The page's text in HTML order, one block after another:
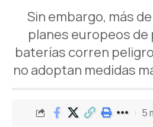
Sin embargo, más
planes europeos
baterías corren
no adoptan medidas
5